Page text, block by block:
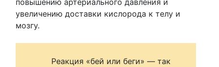
повышению артериального давления и
увеличению доставки кислорода к телу и
мозгу.
Реакция «бей или беги» — так